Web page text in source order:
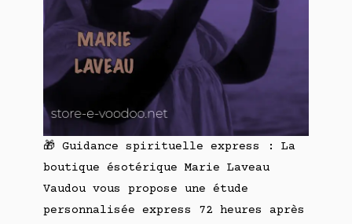
🎁 Guidance spirituelle express : La
boutique ésotérique Marie Laveau
Vaudou vous propose une étude
personnalisée express 72 heures après